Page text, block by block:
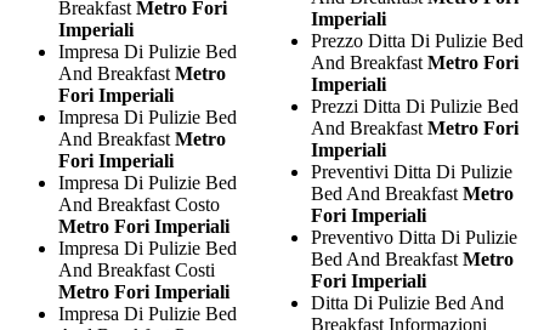
Breakfast Metro Fori
Imperiali
Impresa Di Pulizie Bed
And Breakfast Metro
Fori Imperiali
Impresa Di Pulizie Bed
And Breakfast Metro
Fori Imperiali
Impresa Di Pulizie Bed
And Breakfast Costo
Metro Fori Imperiali
Impresa Di Pulizie Bed
And Breakfast Costi
Metro Fori Imperiali
Impresa Di Pulizie Bed
Imperiali
Prezzo Ditta Di Pulizie Bed
And Breakfast Metro Fori
Imperiali
Prezzi Ditta Di Pulizie Bed
And Breakfast Metro Fori
Imperiali
Preventivi Ditta Di Pulizie
Bed And Breakfast Metro
Fori Imperiali
Preventivo Ditta Di Pulizie
Bed And Breakfast Metro
Fori Imperiali
Ditta Di Pulizie Bed And
Breakfast Informazioni